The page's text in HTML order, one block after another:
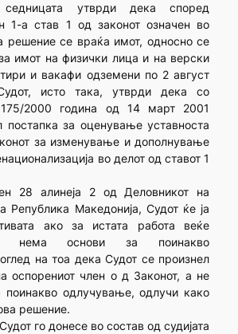
утврди дека според
1-а став 1 од законот означен во
решение се враќа имот, односно се
имот на физички лица и на верски
и вакафи одземени по 2 август
исто така, утврди дека со
2000 година од 14 март 2001
постапка за оценување уставноста
за изменување и дополнување
во делот од ставот 1
28 алинеја 2 од Деловникот на
Република Македонија, Судот ќе ја
ако за истата работа веќе
нема основи за поинакво
на тоа дека Судот се произнел
оспорениот член о д Законот, а не
поинакво одлучување, одлучи како
решение.
го донесе во состав од судијата